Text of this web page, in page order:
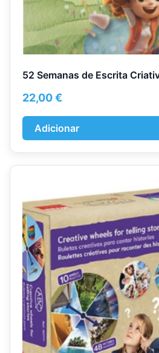
52 Semanas de Escrita
22,00€
Adicionar